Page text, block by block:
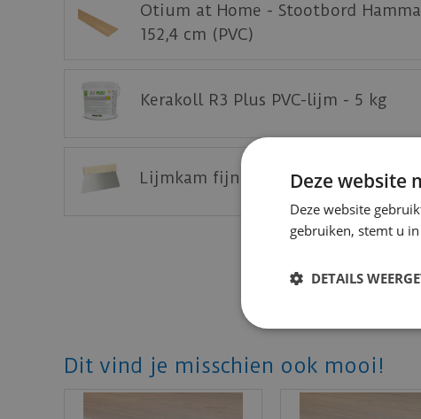
Zeer slijtvast
Geschikt voor elke trap
Onderhoudsvriendelijk
Eenvoudig te bevestigen
Werk de trap strak en veilig af met een
mm dik. Hierdoor kan de trapneus
profielen voorzien van een antislip bovenrand.
Gebruik een strokensnijder om de trap slabs
Otium at Home - Stootbord
152,4 cm (PVC)
Kerakoll R3 Plus PVC-lijm - 5 kg
Lijmkam fijn - A2 (25 cm) tbv PVC
Dit vind je misschien ook mooi!
Deze website
Deze website
gebruiken, stemt u
DETAILS